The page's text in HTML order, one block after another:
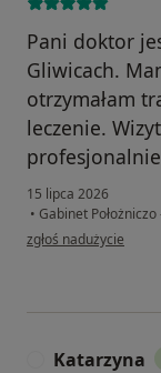
Pani doktor
Gliwicach.
otrzymałam
leczenie.
15 lipca 2026
• Gabinet
w opinii użytkownika
zgłoś nadużycie
Katarzyna